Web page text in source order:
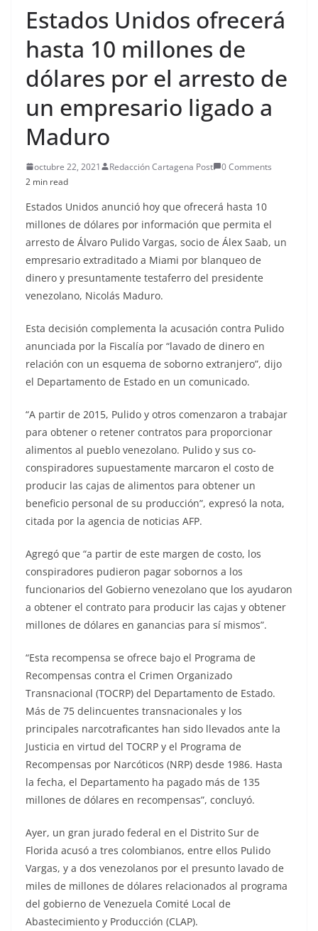
Estados Unidos ofrecerá
hasta 10 millones de
dólares por el arresto de
un empresario ligado a
Maduro
octubre 22, 2021 Redacción Cartagena Post
0 Comments
2 min read
Estados Unidos anunció hoy que ofrecerá hasta 10
millones de dólares por información que permita el
arresto de Álvaro Pulido Vargas, socio de Álex Saab, un
empresario extraditado a Miami por blanqueo de
dinero y presuntamente testaferro del presidente
venezolano, Nicolás Maduro.
Esta decisión complementa la acusación contra Pulido
anunciada por la Fiscalía por “lavado de dinero en
relación con un esquema de soborno extranjero”, dijo
el Departamento de Estado en un comunicado.
“A partir de 2015, Pulido y otros comenzaron a trabajar
para obtener o retener contratos para proporcionar
alimentos al pueblo venezolano. Pulido y sus co-
conspiradores supuestamente marcaron el costo de
producir las cajas de alimentos para obtener un
beneficio personal de su producción”, expresó la nota,
citada por la agencia de noticias AFP.
Agregó que “a partir de este margen de costo, los
conspiradores pudieron pagar sobornos a los
funcionarios del Gobierno venezolano que los ayudaron
a obtener el contrato para producir las cajas y obtener
millones de dólares en ganancias para sí mismos”.
“Esta recompensa se ofrece bajo el Programa de
Recompensas contra el Crimen Organizado
Transnacional (TOCRP) del Departamento de Estado.
Más de 75 delincuentes transnacionales y los
principales narcotraficantes han sido llevados ante la
Justicia en virtud del TOCRP y el Programa de
Recompensas por Narcóticos (NRP) desde 1986. Hasta
la fecha, el Departamento ha pagado más de 135
millones de dólares en recompensas”, concluyó.
Ayer, un gran jurado federal en el Distrito Sur de
Florida acusó a tres colombianos, entre ellos Pulido
Vargas, y a dos venezolanos por el presunto lavado de
miles de millones de dólares relacionados al programa
del gobierno de Venezuela Comité Local de
Abastecimiento y Producción (CLAP).